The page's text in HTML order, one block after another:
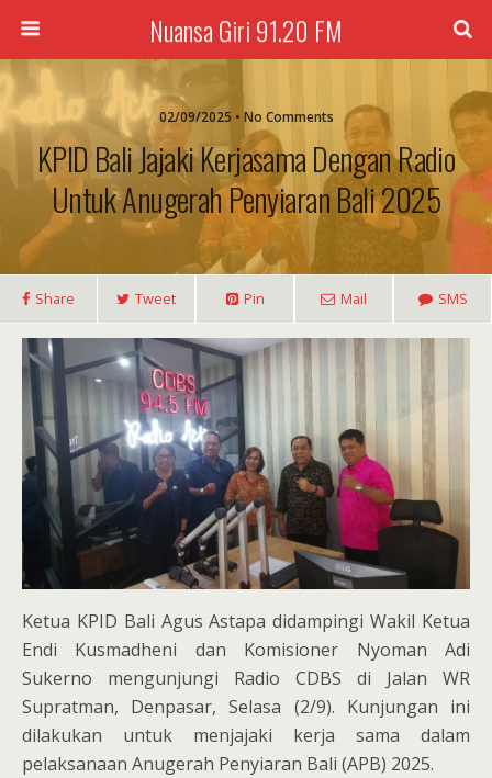
Nuansa Giri 91.20 FM
02/09/2025 • No Comments
KPID Bali Jajaki Kerjasama Dengan Radio
Untuk Anugerah Penyiaran Bali 2025
Share Tweet Pin Mail SMS
Ketua KPID Bali Agus Astapa didampingi Wakil Ketua
Endi Kusmadheni dan Komisioner Nyoman Adi
Sukerno mengunjungi Radio CDBS di Jalan WR
Supratman, Denpasar, Selasa (2/9). Kunjungan ini
dilakukan untuk menjajaki kerja sama dalam
pelaksanaan Anugerah Penyiaran Bali (APB) 2025.